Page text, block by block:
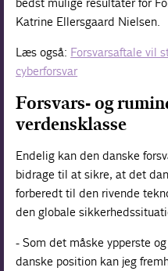
Katrine Ellersgaard Nielsen.
Læs også: Forsvarsaftale vil
cyberforsvar
Forsvars- og
verdensklasse
Endelig kan den danske
bidrage til at sikre, at det
forberedt til den rivende
den globale
- Som det måske ypperste
danske position kan jeg